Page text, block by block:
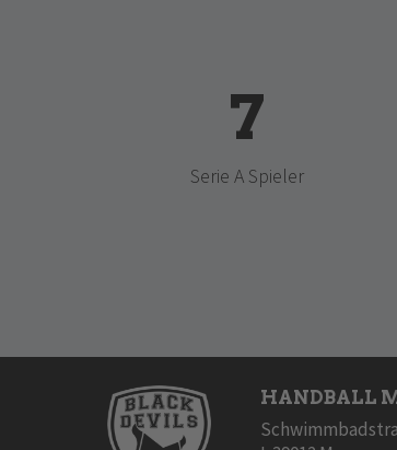
7
Serie A Spieler
HANDBALL